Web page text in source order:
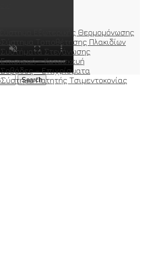
Search
Σύστημα Εξωτερικής Θερμομόνωσης
Σύστημα Τοποθέτησης Πλακιδίων
Συστήματα Στεγάνωσης
Επισκευή – Κατασκευή
Σοβάδες – Επιχρίσματα
Σύστημα Πατητής Τσιμεντοκονίας